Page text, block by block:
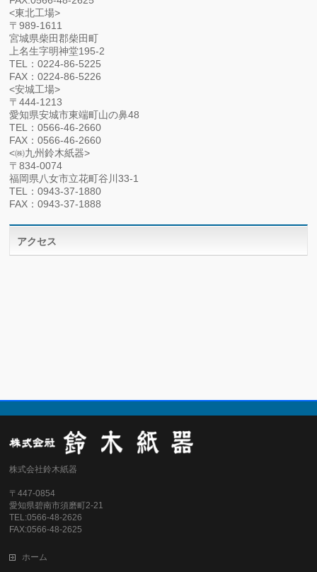
<東北工場>
〒989-1611
宮城県柴田郡柴田町
上名生字明神堂195-2
TEL：0224-86-5225
FAX：0224-86-5226
<安城工場>
〒444-1213
愛知県安城市東端町山の鼻48
TEL：0566-46-2660
FAX：0566-46-2660
<㈱九州鈴木紙器>
〒834-0074
福岡県八女市立花町谷川33-1
TEL：0943-37-1880
FAX：0943-37-1888
アクセス
株式会社鈴木紙器
〒447-0854
愛知県碧南市須磨町2-21
TEL:0566-48-2626
FAX:0566-48-2625
ホーム